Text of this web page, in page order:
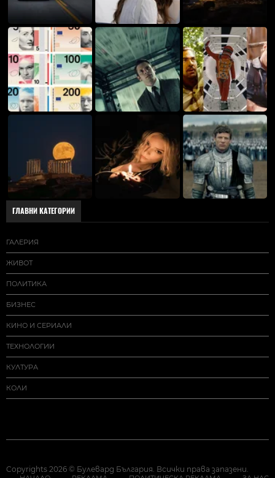
ГЛАВНИ КАТЕГОРИИ
ГАЛЕРИЯ
ЖИВОТ
ПОЛИТИКА
БИЗНЕС
КИНО И СЕРИАЛИ
ТЕХНОЛОГИИ
КУЛТУРА
КОЛИ
Copyrights 2026 © Булевард България. Всички права запазени.